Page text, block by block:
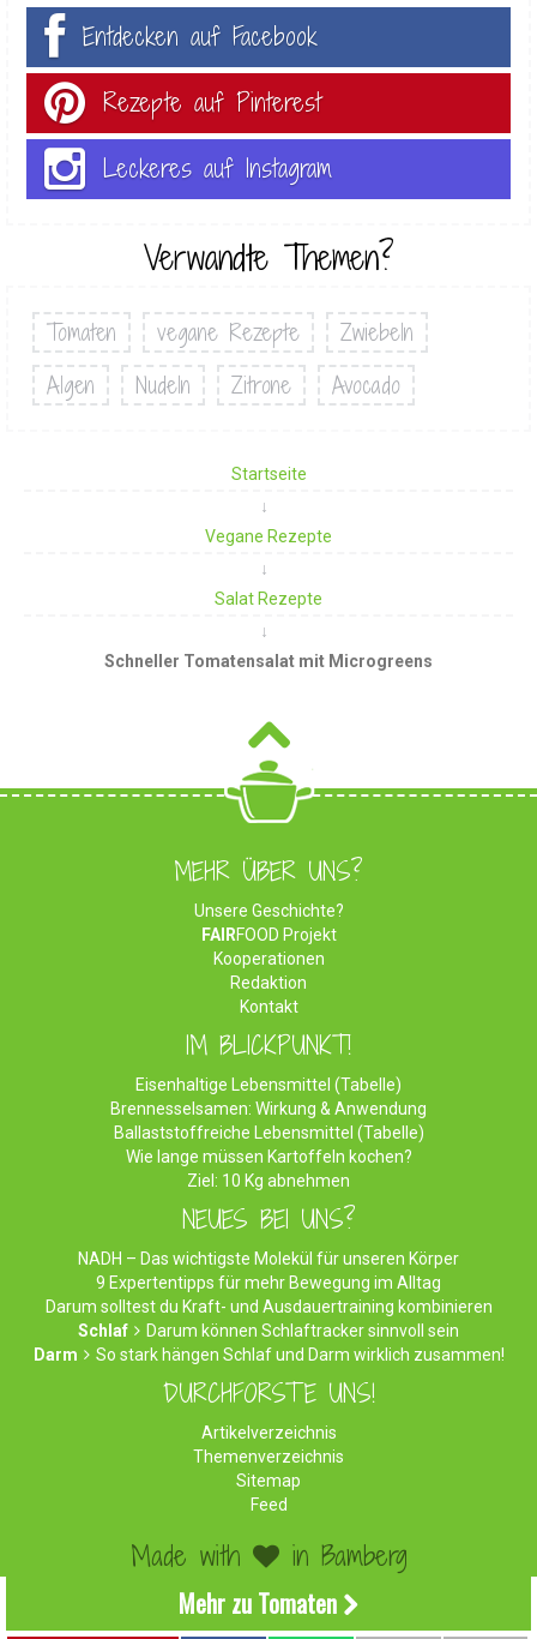
Mehr zu Tomaten
Entdecken auf Facebook
Rezepte auf Pinterest
Leckeres auf Instagram
Verwandte Themen?
Tomaten vegane Rezepte
Zwiebeln
Algen
Nudeln Zitrone Avocado
Startseite
Vegane Rezepte
Salat Rezepte
Schneller Tomatensalat mit Microgreens
MEHR ÜBER UNS?
Unsere Geschichte?
FAIRFOOD Projekt
Kooperationen
Redaktion
Kontakt
IM BLICKPUNKT!
Eisenhaltige Lebensmittel (Tabelle)
Brennesselsamen: Wirkung & Anwendung
Ballaststoffreiche Lebensmittel (Tabelle)
Wie lange müssen Kartoffeln kochen?
Ziel: 10 Kg abnehmen
NEUES BEI UNS?
NADH – Das wichtigste Molekül für unseren Körper
9 Expertentipps für mehr Bewegung im Alltag
Darum solltest du Kraft- und Ausdauertraining kombinieren
Schlaf
Darum können Schlaftracker sinnvoll sein
Darm
So stark hängen Schlaf und Darm wirklich zusammen!
DURCHFORSTE UNS!
Artikelverzeichnis
Themenverzeichnis
Sitemap
Feed
Made with in Bamberg
©2026 WirEssenGesund.de - Gesunde Ernährung & leckere
Rezepte!